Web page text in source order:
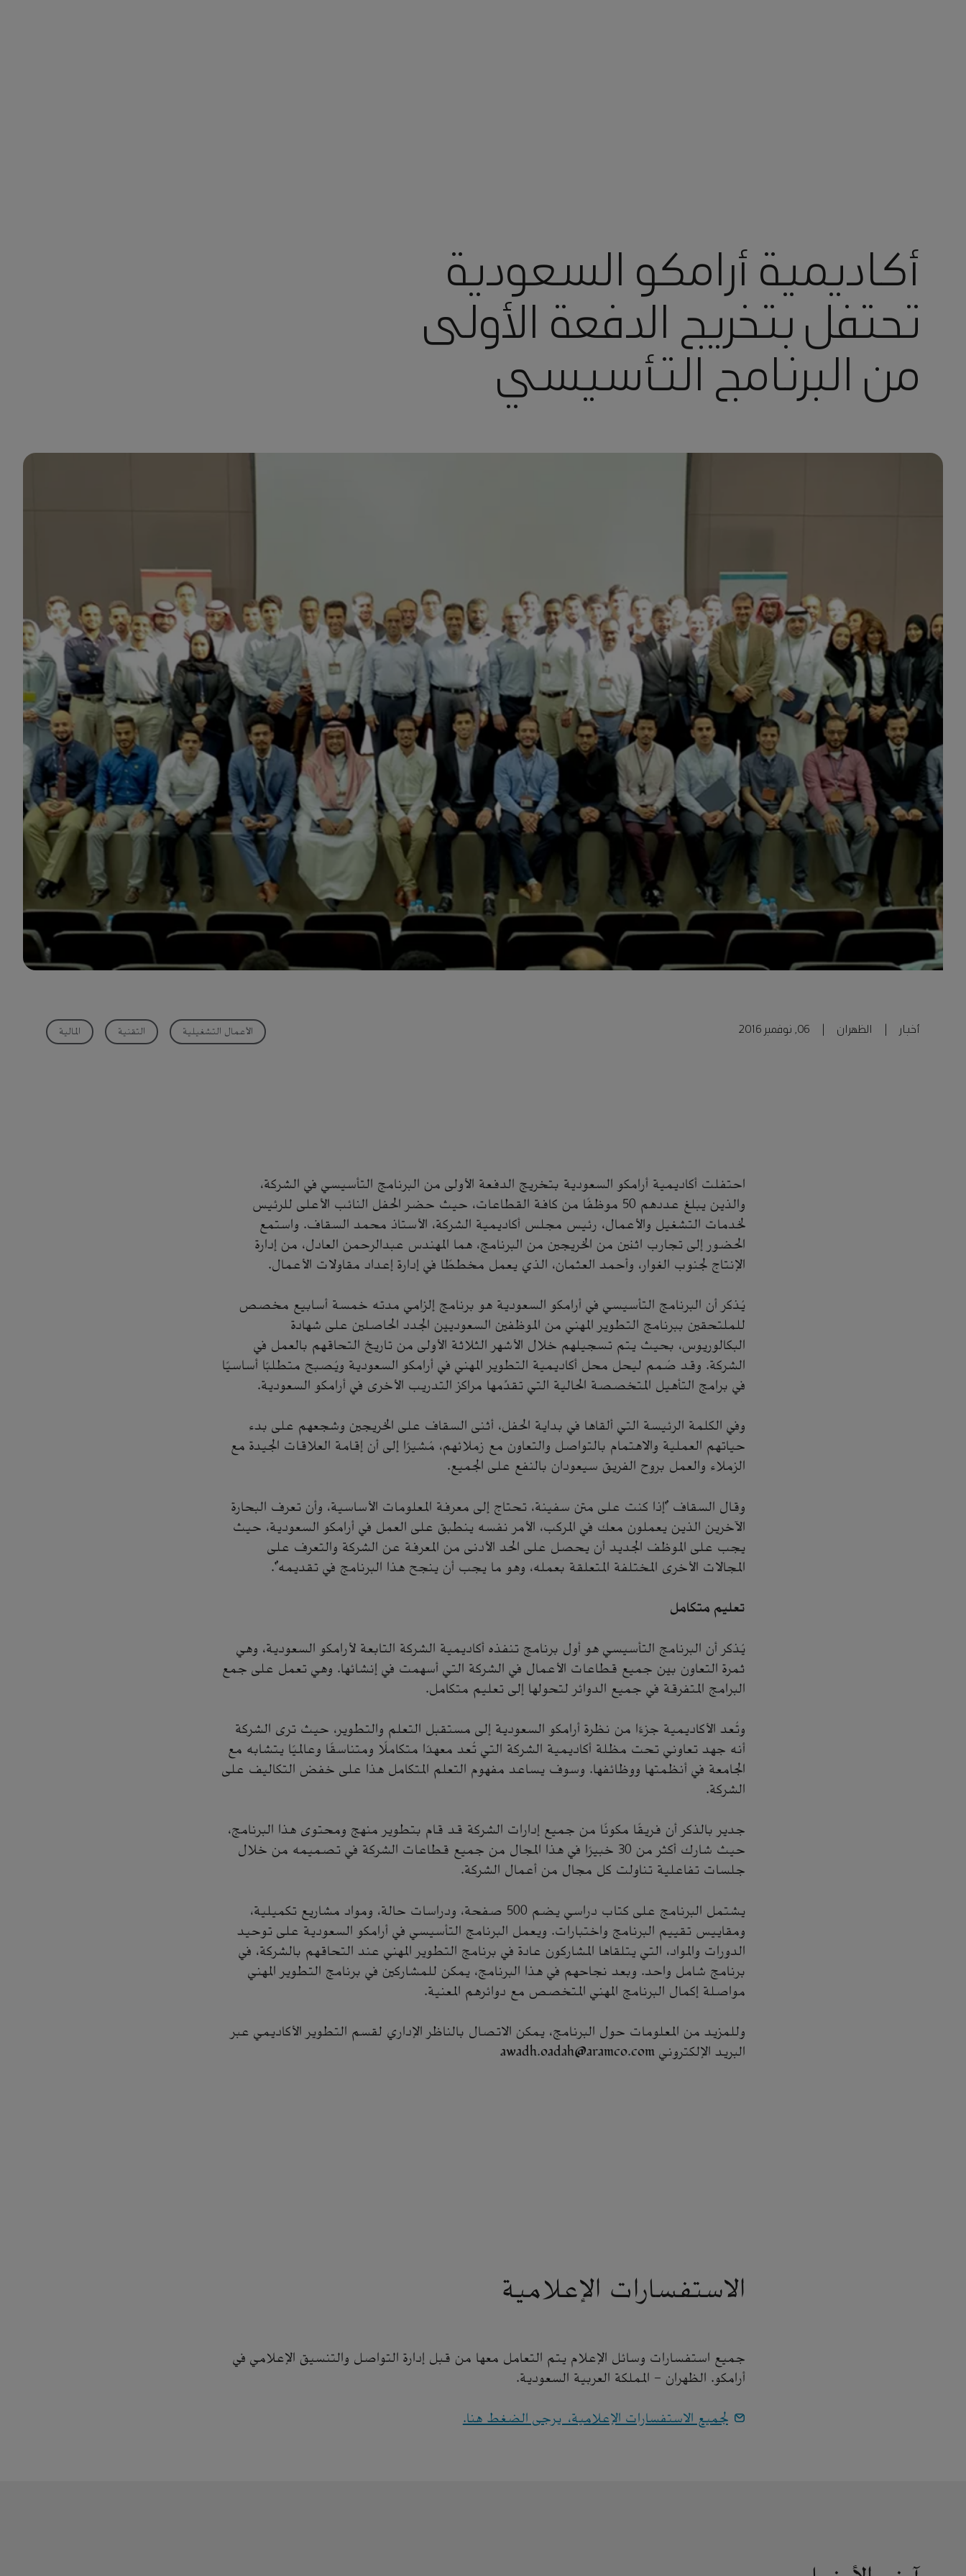
أكاديمية أرامكو السعودية
تحتفل بتخريج الدفعة الأولى
من البرنامج التأسيسي
أخبار الظهران 06, نوفمبر 2016 الأعمال التشغيلية التقنية المالية
احتفلت أكاديمية أرامكو السعودية بتخريج الدفعة الأولى من البرنامج التأسيسي في الشركة،
والذين يبلغ عددهم 50 موظفًا من كافة القطاعات، حيث حضر الحفل النائب الأعلى للرئيس
لخدمات التشغيل والأعمال، رئيس مجلس أكاديمية الشركة، الأستاذ محمد السقاف. واستمع
الحضور إلى تجارب اثنين من الخريجين من البرنامج، هما المهندس عبدالرحمن العادل، من إدارة
الإنتاج لجنوب الغوار، وأحمد العثمان، الذي يعمل مخططًا في إدارة إعداد مقاولات الأعمال.
يُذكر أن البرنامج التأسيسي في أرامكو السعودية هو برنامج إلزامي مدته خمسة أسابيع مخصص
للملتحقين ببرنامج التطوير المهني من الموظفين السعوديين الجدد الحاصلين على شهادة
البكالوريوس، بحيث يتم تسجيلهم خلال الأشهر الثلاثة الأولى من تاريخ التحاقهم بالعمل في
الشركة. وقد صُمم ليحل محل أكاديمية التطوير المهني في أرامكو السعودية ويُصبح متطلبًا أساسيًا
في برامج التأهيل المتخصصة الحالية التي تقدِّمها مراكز التدريب الأخرى في أرامكو السعودية.
وفي الكلمة الرئيسة التي ألقاها في بداية الحفل، أثنى السقاف على الخريجين وشجعهم على بدء
حياتهم العملية والاهتمام بالتواصل والتعاون مع زملائهم، مُشيرًا إلى أن إقامة العلاقات الجيدة مع
الزملاء والعمل بروح الفريق سيعودان بالنفع على الجميع.
وقال السقاف "إذا كنت على متن سفينة، تحتاج إلى معرفة المعلومات الأساسية، وأن تعرف البحارة
الآخرين الذين يعملون معك في المركب، الأمر نفسه ينطبق على العمل في أرامكو السعودية، حيث
يجب على الموظف الجديد أن يحصل على الحد الأدنى من المعرفة عن الشركة والتعرف على
المجالات الأخرى المختلفة المتعلقة بعمله، وهو ما يجب أن ينجح هذا البرنامج في تقديمه".
تعليم متكامل
يُذكر أن البرنامج التأسيسي هو أول برنامج تنفذه أكاديمية الشركة التابعة لأرامكو السعودية، وهي
ثمرة التعاون بين جميع قطاعات الأعمال في الشركة التي أسهمت في إنشائها. وهي تعمل على جمع
البرامج المتفرقة في جميع الدوائر لتحولها إلى تعليم متكامل.
وتُعد الأكاديمية جزءًا من نظرة أرامكو السعودية إلى مستقبل التعلم والتطوير، حيث ترى الشركة
أنه جهد تعاوني تحت مظلة أكاديمية الشركة التي تُعد معهدًا متكاملًا ومتناسقًا وعالميًا يتشابه مع
الجامعة في أنظمتها ووظائفها. وسوف يساعد مفهوم التعلم المتكامل هذا على خفض التكاليف على
الشركة.
جدير بالذكر أن فريقًا مكونًا من جميع إدارات الشركة قد قام بتطوير منهج ومحتوى هذا البرنامج،
حيث شارك أكثر من 30 خبيرًا في هذا المجال من جميع قطاعات الشركة في تصميمه من خلال
جلسات تفاعلية تناولت كل مجال من أعمال الشركة.
يشتمل البرنامج على كتاب دراسي يضم 500 صفحة، ودراسات حالة، ومواد مشاريع تكميلية،
ومقاييس تقييم البرنامج واختبارات. ويعمل البرنامج التأسيسي في أرامكو السعودية على توحيد
الدورات والمواد، التي يتلقاها المشاركون عادة في برنامج التطوير المهني عند التحاقهم بالشركة، في
برنامج شامل واحد. وبعد نجاحهم في هذا البرنامج، يمكن للمشاركين في برنامج التطوير المهني
مواصلة إكمال البرنامج المهني المتخصص مع دوائرهم المعنية.
وللمزيد من المعلومات حول البرنامج، يمكن الاتصال بالناظر الإداري لقسم التطوير الأكاديمي عبر
البريد الإلكتروني awadh.oadah@aramco.com
الاستفسارات الإعلامية
جميع استفسارات وسائل الإعلام يتم التعامل معها من قبل إدارة التواصل والتنسيق الإعلامي في
أرامكو. الظهران - المملكة العربية السعودية.
لجميع الاستفسارات الإعلامية، يرجى الضغط هنا.